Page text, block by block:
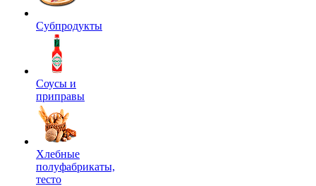
Субпродукты
Соусы и
приправы
Хлебные
полуфабрикаты,
тесто